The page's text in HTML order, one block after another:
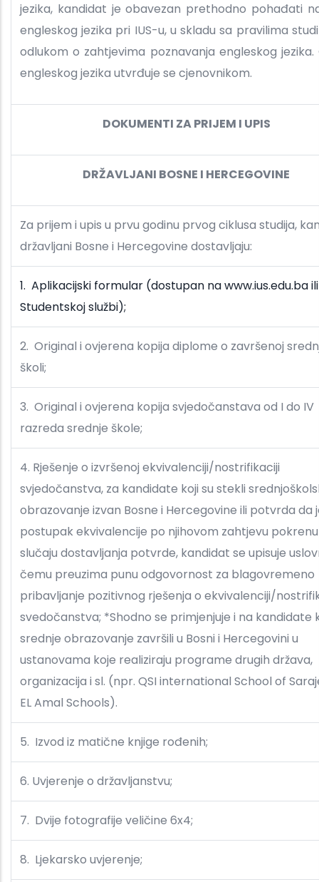
jezika, kandidat je obavezan prethodno pohađati
engleskog jezika pri IUS-u, u skladu sa pravilima
odlukom o zahtjevima poznavanja engleskog jezika.
engleskog jezika utvrđuje se cjenovnikom.
DOKUMENTI ZA PRIJEM I UPIS
DRŽAVLJANI BOSNE I HERCEGOVINE
Za prijem i upis u prvu godinu prvog ciklusa studija,
državljani Bosne i Hercegovine dostavljaju:
1. Aplikacijski formular (dostupan na www.ius.edu.ba
Studentskoj službi);
2. Original i ovjerena kopija diplome o završenoj
školi;
3. Original i ovjerena kopija svjedočanstava od I do IV
razreda srednje škole;
4. Rješenje o izvršenoj ekvivalenciji/nostrifikaciji
svjedočanstva, za kandidate koji su stekli
obrazovanje izvan Bosne i Hercegovine ili potvrda da
postupak ekvivalencije po njihovom zahtjevu
slučaju dostavljanja potvrde, kandidat se upisuje
čemu preuzima punu odgovornost za blagovremeno
pribavljanje pozitivnog rješenja o ekvivalenciji/
svedočanstva; *Shodno se primjenjuje i na kandidate
srednje obrazovanje završili u Bosni i Hercegovini u
ustanovama koje realiziraju programe drugih država,
organizacija i sl. (npr. QSI international School of
EL Amal Schools).
5. Izvod iz matične knjige rođenih;
6. Uvjerenje o državljanstvu;
7. Dvije fotografije veličine 6x4;
8. Ljekarsko uvjerenje;